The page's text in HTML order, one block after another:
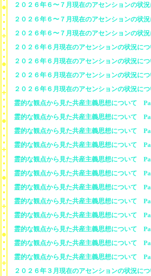
２０２６年６〜７月現在のアセンションの状
２０２６年６〜７月現在のアセンションの状
２０２６年６〜７月現在のアセンションの状
２０２６年６月現在のアセンションの状況に
２０２６年６月現在のアセンションの状況に
２０２６年６月現在のアセンションの状況に
２０２６年６月現在のアセンションの状況に
霊的な観点から見た共産主義思想について
霊的な観点から見た共産主義思想について
霊的な観点から見た共産主義思想について
霊的な観点から見た共産主義思想について
霊的な観点から見た共産主義思想について
霊的な観点から見た共産主義思想について
霊的な観点から見た共産主義思想について
霊的な観点から見た共産主義思想について
霊的な観点から見た共産主義思想について
霊的な観点から見た共産主義思想について
霊的な観点から見た共産主義思想について
霊的な観点から見た共産主義思想について
２０２６年３月現在のアセンションの状況に